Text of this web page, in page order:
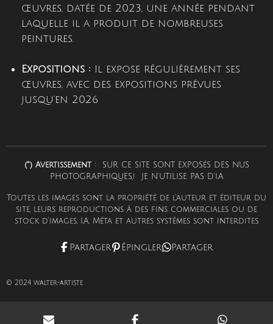
œuvres, datée de 2023, une année pendant
laquelle il a produit de nombreuses
peintures.
Expositions : Il expose régulièrement ses
œuvres, avec des expositions prévues
jusqu'en 2026
(°) Avertissement: SUR CE SITE SONT EXPOSéS DES NUS
PHOTOGRAPHIQUES,! JE N'UTILISE PAS D'I.A
Toutes les images sont la propriété de l'auteur et éditeur du
site, leurs reproductions à des fins commerciales ou de
stock d'images, I.A, Méta et autres systèmes sont interdites.
Partager Épingler Partager
© 2024 walter-artiste